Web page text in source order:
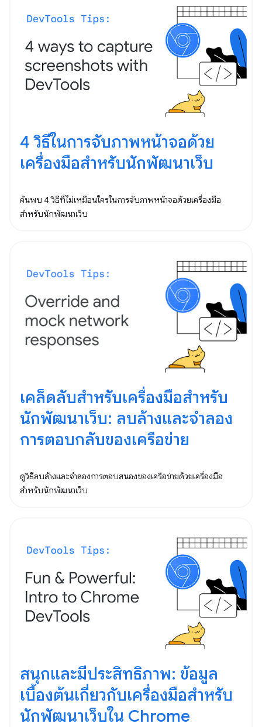
4 วิธีในการจับภาพหน้าจอด้วย
เครื่องมือสำหรับนักพัฒนาเว็บ
ค้นพบ 4 วิธีที่ไม่เหมือนใครในการจับภาพหน้าจอด้วยเครื่องมือ
สำหรับนักพัฒนาเว็บ
เคล็ดลับสำหรับเครื่องมือสำหรับ
นักพัฒนาเว็บ: ลบล้างและจำลอง
การตอบกลับของเครือข่าย
ดูวิธีลบล้างและจำลองการตอบสนองของเครือข่ายด้วยเครื่องมือ
สำหรับนักพัฒนาเว็บ
สนุกและมีประสิทธิภาพ: ข้อมูล
เบื้องต้นเกี่ยวกับเครื่องมือสำหรับ
นักพัฒนาเว็บใน Chrome